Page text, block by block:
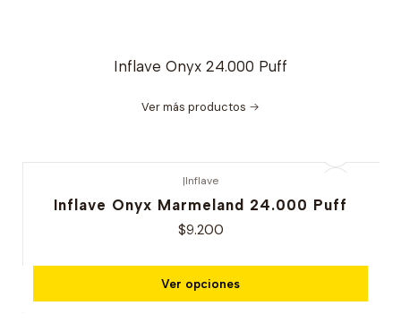
Inflave Onyx 24.000 Puff
Ver más productos
|Inflave
Inflave Onyx Marmeland 24.000 Puff
$9.200
Ver opciones